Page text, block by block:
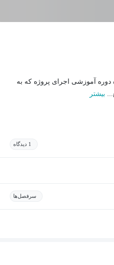
آموزشی اجرای پروژه که به
بیشتر
1 دیدگاه
سرفصل‌ها